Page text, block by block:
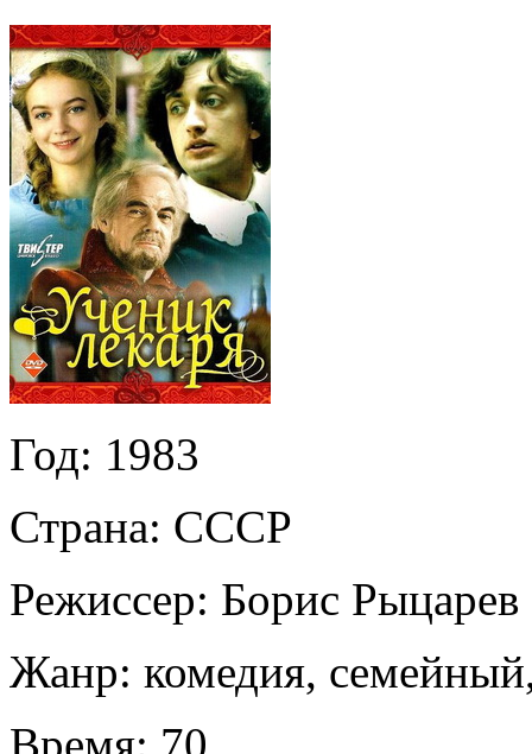
Год: 1983
Страна: СССР
Режиссер: Борис Рыцарев
Жанр: комедия,
Время: 70